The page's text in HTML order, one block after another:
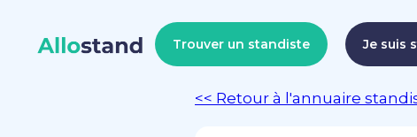
Trouver un standiste Je suis
<< Retour à l'annuaire